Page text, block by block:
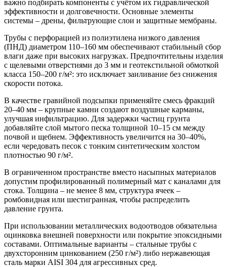
важно подбирать компоненты с учётом их гидравлической
эффективности и долговечности. Основные элементы
системы – дрены, фильтрующие слои и защитные мембраны.
Трубы с перфорацией из полиэтилена низкого давления
(ПНД) диаметром 110–160 мм обеспечивают стабильный сбор
влаги даже при высоких нагрузках. Предпочтительны изделия
с щелевыми отверстиями до 3 мм и геотекстильной обмоткой
класса 150–200 г/м²: это исключает заиливание без снижения
скорости потока.
В качестве гравийной подсыпки применяйте смесь фракций
20–40 мм – крупные камни создают воздушные карманы,
улучшая инфильтрацию. Для задержки частиц грунта
добавляйте слой мытого песка толщиной 10–15 см между
почвой и щебнем. Эффективность увеличится на 30–40%,
если чередовать песок с тонким синтетическим холстом
плотностью 90 г/м².
В ограниченном пространстве вместо насыпных материалов
допустим профилированный полимерный мат с каналами для
стока. Толщина – не менее 8 мм, структура ячеек –
ромбовидная или шестигранная, чтобы распределить
давление грунта.
При использовании металлических водоотводов обязательна
оцинковка внешней поверхности или покрытие эпоксидными
составами. Оптимальные варианты – стальные трубы с
двухсторонним цинкованием (250 г/м²) либо нержавеющая
сталь марки AISI 304 для агрессивных сред.